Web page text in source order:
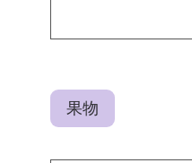
果物